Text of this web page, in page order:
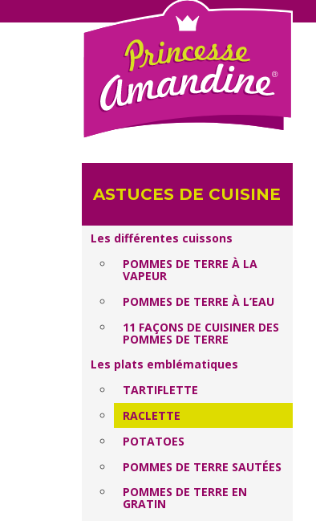
ASTUCES DE CUISINE
Les différentes cuissons
POMMES DE TERRE À LA
VAPEUR
POMMES DE TERRE À L’EAU
11 FAÇONS DE CUISINER DES
POMMES DE TERRE
Les plats emblématiques
TARTIFLETTE
RACLETTE
POTATOES
POMMES DE TERRE SAUTÉES
POMMES DE TERRE EN
GRATIN